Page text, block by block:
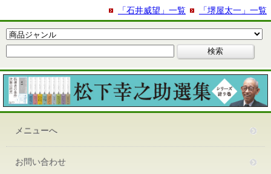
「堺屋太一」一覧
「石井威望」一覧
メニューへ
お問い合わせ